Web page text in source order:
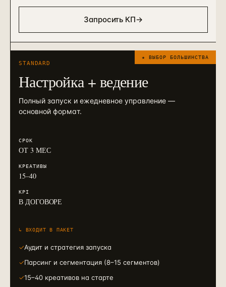
Запросить КП→
★ ВЫБОР БОЛЬШИНСТВА
STANDARD
Настройка + ведение
Полный запуск и ежедневное управление —
основной формат.
СРОК
ОТ 3 МЕС
КРЕАТИВЫ
15–40
KPI
В ДОГОВОРЕ
↳ ВХОДИТ В ПАКЕТ
✓Аудит и стратегия запуска
✓Парсинг и сегментация (8–15 сегментов)
✓15–40 креативов на старте